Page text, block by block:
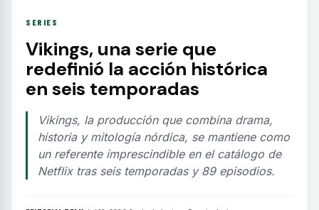
SERIES
Vikings, una serie que
redefinió la acción histórica
en seis temporadas
Vikings, la producción que combina drama,
historia y mitología nórdica, se mantiene como
un referente imprescindible en el catálogo de
Netflix tras seis temporadas y 89 episodios.